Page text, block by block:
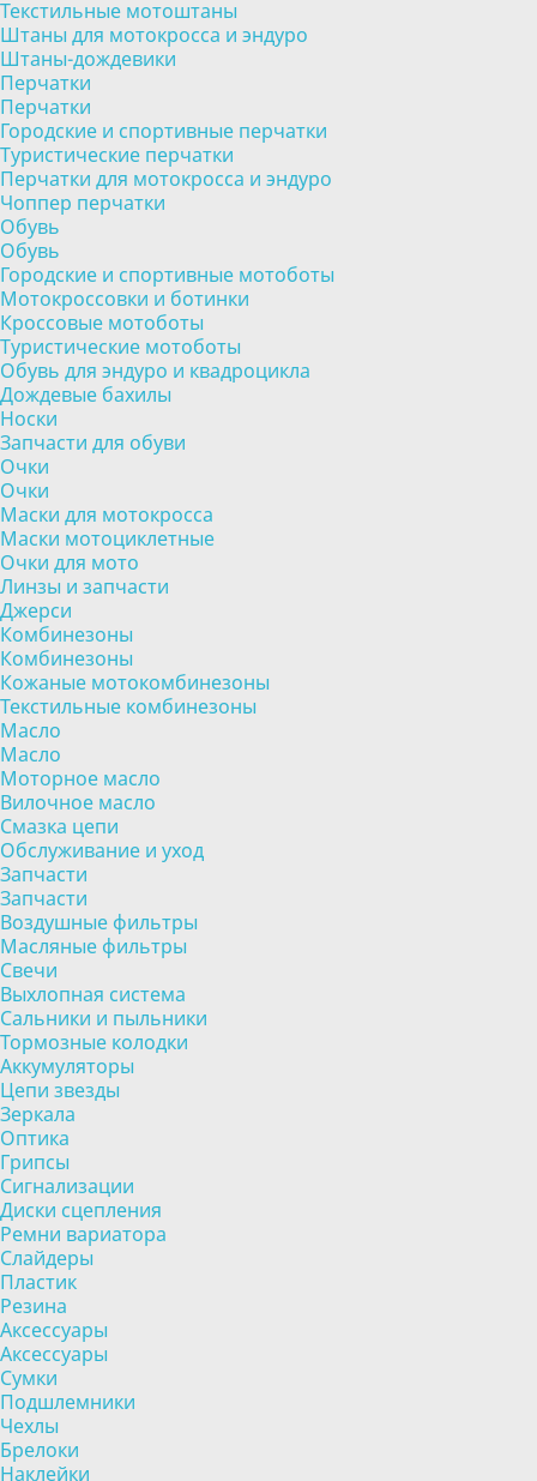
Текстильные мотоштаны
Штаны для мотокросса и эндуро
Штаны-дождевики
Перчатки
Перчатки
Городские и спортивные перчатки
Туристические перчатки
Перчатки для мотокросса и эндуро
Чоппер перчатки
Обувь
Обувь
Городские и спортивные мотоботы
Мотокроссовки и ботинки
Кроссовые мотоботы
Туристические мотоботы
Обувь для эндуро и квадроцикла
Дождевые бахилы
Носки
Запчасти для обуви
Очки
Очки
Маски для мотокросса
Маски мотоциклетные
Очки для мото
Линзы и запчасти
Джерси
Комбинезоны
Комбинезоны
Кожаные мотокомбинезоны
Текстильные комбинезоны
Масло
Масло
Моторное масло
Вилочное масло
Смазка цепи
Обслуживание и уход
Запчасти
Запчасти
Воздушные фильтры
Масляные фильтры
Свечи
Выхлопная система
Сальники и пыльники
Тормозные колодки
Аккумуляторы
Цепи звезды
Зеркала
Оптика
Грипсы
Сигнализации
Диски сцепления
Ремни вариатора
Слайдеры
Пластик
Резина
Аксессуары
Аксессуары
Сумки
Подшлемники
Чехлы
Брелоки
Наклейки